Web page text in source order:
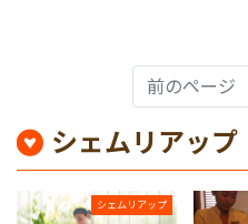
前のページ
シェムリアッ
シェムリアップ
＆アクティビティ